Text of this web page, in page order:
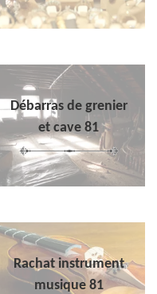
Débarras de grenier
et cave 81
Rachat instrument
musique 81